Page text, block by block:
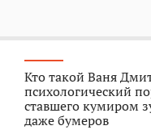
Кто такой Ваня
психологический
ставшего кумиром
даже бумеров